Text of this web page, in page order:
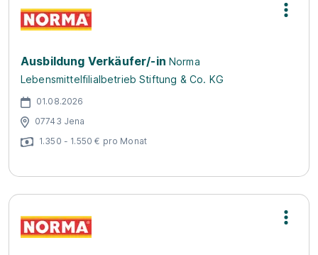
Ausbildung Verkäufer/-in Norma
Lebensmittelfilialbetrieb Stiftung & Co. KG
01.08.2026
07743 Jena
1.350 - 1.550 € pro Monat